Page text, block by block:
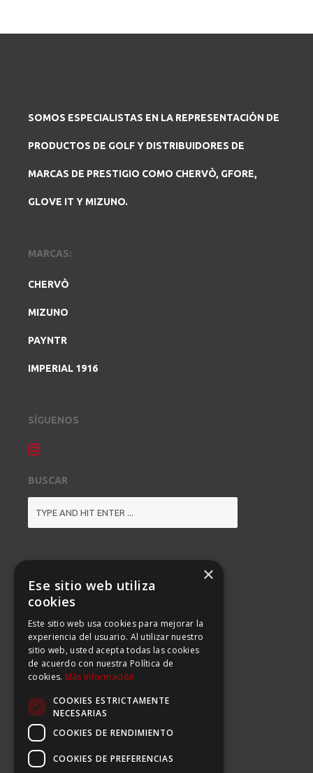
SOMOS ESPECIALISTAS EN LA REPRESENTACIÓN DE
PRODUCTOS DE GOLF Y DISTRIBUIDORES DE
MARCAS DE PRESTIGIO COMO CHERVÒ, GFORE,
GLOVE IT Y MIZUNO.
MARCAS:
CHERVÒ
MIZUNO
PAYNTR
IMPERIAL 1916
SÍGUENOS
BUSCAR
BALMES 92, 3º 1ª B
08008 BARCELONA
TEL: (34) 93 363 53 97
FAX: (34) 93 396 90 14
EMAIL:INFO@CARSERSPORTS.COM
×
Ese sitio web utiliza
cookies
Este sitio web usa cookies para mejorar la
experiencia del usuario. Al utilizar nuestro
sitio web, usted acepta todas las cookies
de acuerdo con nuestra Política de
cookies. Más información
COOKIES ESTRICTAMENTE
NECESARIAS
COOKIES DE RENDIMIENTO
COOKIES DE PREFERENCIAS